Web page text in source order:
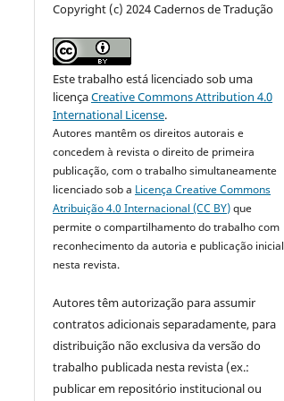
Copyright (c) 2024 Cadernos de Tradução
Este trabalho está licenciado sob uma
licençaCreative Commons Attribution 4.0
International License.
Autores mantêm os direitos autorais e
concedem à revista o direito de primeira
publicação, com o trabalho simultaneamente
licenciado sob a Licença Creative Commons
Atribuição 4.0 Internacional (CC BY)que
permite o compartilhamento do trabalho com
reconhecimento da autoria e publicação inicial
nesta revista.
Autores têm autorização para assumir
contratos adicionais separadamente, para
distribuição não exclusiva da versão do
trabalho publicada nesta revista (ex.:
publicar em repositório institucional ou